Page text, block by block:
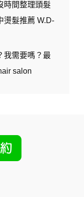
時間整理頭髮
燙髮推薦 W.D-
我需要嗎？最
salon